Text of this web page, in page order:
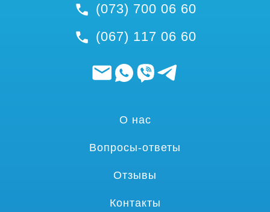
(073) 700 06 60
(067) 117 06 60
О нас
Вопросы-ответы
Отзывы
Контакты